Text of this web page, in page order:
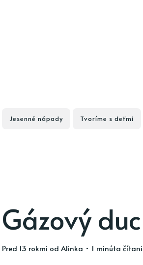
Jesenné nápady Tvoríme s deťmi
Gázový
pred 13 rokmi od Alinka • 1 minúta